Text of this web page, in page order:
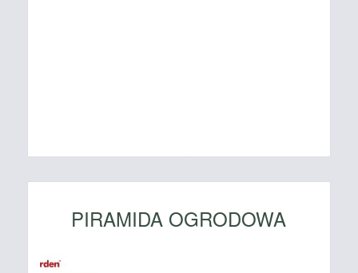
PIRAMIDA OGRODOWA